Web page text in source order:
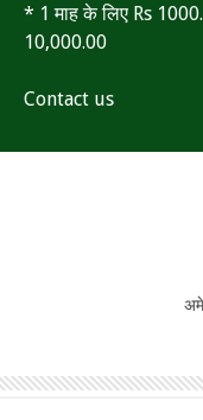
* 1 माह के लिए Rs
10,000.00
Contact us